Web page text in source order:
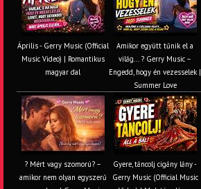
Április - Gerry Music (Official
Music Video) | Romantikus
magyar dal
Amikor együtt tűnik el a
világ... ? Gerry Music –
Engedd, hogy én vezesselek |
Summer Love
? Mért vagy szomorú? –
amikor nem olyan egyszerű
Gyere, táncolj cigány lány -
Gerry Music (Official Music